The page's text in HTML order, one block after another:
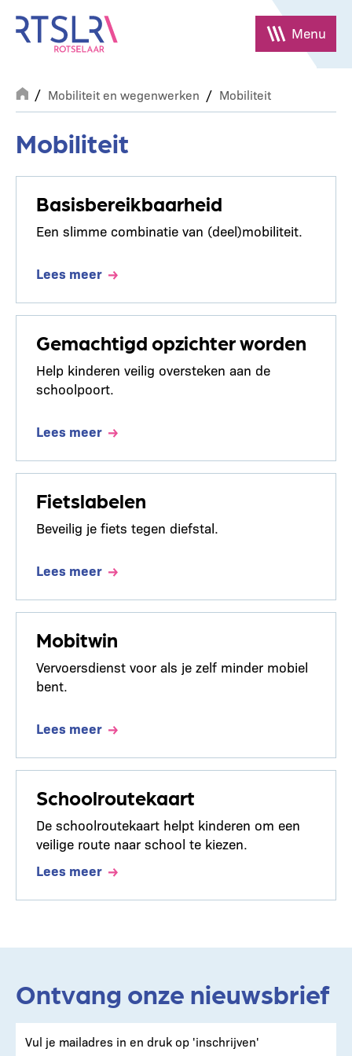
naar
inhoud
gaan
Menu
Breadcrumb
Mobiliteit en wegenwerken Mobiliteit
Mobiliteit
Basisbereikbaarheid
Een slimme combinatie van (deel)mobiliteit.
Lees meer
Gemachtigd opzichter worden
Help kinderen veilig oversteken aan de
schoolpoort.
Lees meer
Fietslabelen
Beveilig je fiets tegen diefstal.
Lees meer
Mobitwin
Vervoersdienst voor als je zelf minder mobiel
bent.
Lees meer
Schoolroutekaart
De schoolroutekaart helpt kinderen om een
veilige route naar school te kiezen.
Lees meer
Ontvang onze nieuwsbrief